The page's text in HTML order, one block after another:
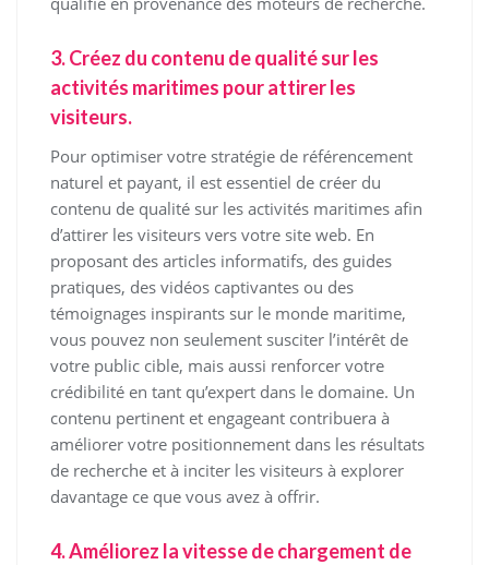
3. Créez du contenu de qualité sur les
activités maritimes pour attirer les
visiteurs.
Pour optimiser votre stratégie de référencement
naturel et payant, il est essentiel de créer du
contenu de qualité sur les activités maritimes afin
d’attirer les visiteurs vers votre site web. En
proposant des articles informatifs, des guides
pratiques, des vidéos captivantes ou des
témoignages inspirants sur le monde maritime,
vous pouvez non seulement susciter l’intérêt de
votre public cible, mais aussi renforcer votre
crédibilité en tant qu’expert dans le domaine. Un
contenu pertinent et engageant contribuera à
améliorer votre positionnement dans les résultats
de recherche et à inciter les visiteurs à explorer
davantage ce que vous avez à offrir.
4. Améliorez la vitesse de chargement de